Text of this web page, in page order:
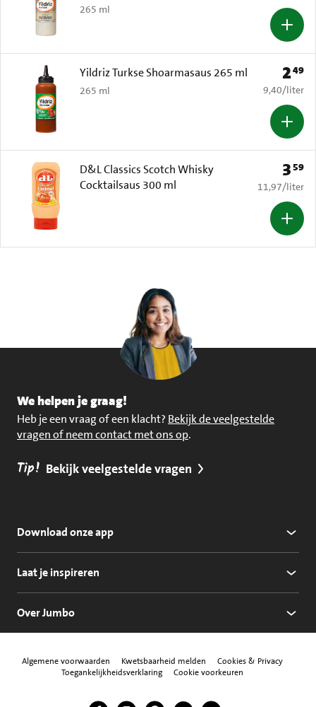
265 ml
Yildriz Turkse Shoarmasaus 265 ml
265 ml
Prijs:
249
€ 9,40 per
9,40/liter
D&L Classics Scotch Whisky
Cocktailsaus 300 ml
Prijs:
3 59
€ 11,97 per
11,97/liter
We helpen je graag!
Heb je een vraag of een klacht? Bekijk de veelgestelde
vragen of neem contact met ons op.
Tip! Bekijk veelgestelde vragen
Download onze app
Laat je inspireren
Over Jumbo
Algemene voorwaarden Kwetsbaarheid melden
Cookies & Privacy
Toegankelijkheidsverklaring
Cookie voorkeuren